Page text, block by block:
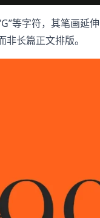
等字符，其笔画延
长篇正文排版。